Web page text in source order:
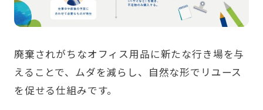
廃棄されがちなオフィス用品に新たな行き場を与
えることで、ムダを減らし、自然な形でリユース
を促せる仕組みです。